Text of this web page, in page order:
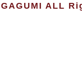
ALL